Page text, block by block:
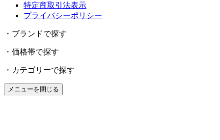
特定商取引法表示
プライバシーポリシー
・ブランドで探す
・価格帯で探す
・カテゴリーで探す
メニューを閉じる